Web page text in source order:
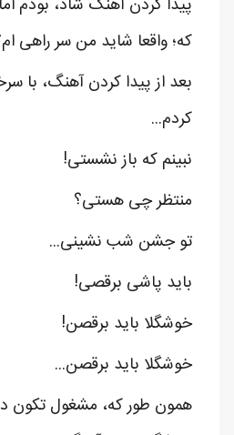
که؛ واقعا شاید من سر راهی
بعد از پیدا کردن آهنگ، با
کردم...
نبینم که باز نشستی!
منتظر چی هستی؟
تو جشن شب نشینی...
باید پاشی برقصی!
خوشگلا باید برقصن!
خوشگلا باید برقصن...
همون طور که، مشغول تکون